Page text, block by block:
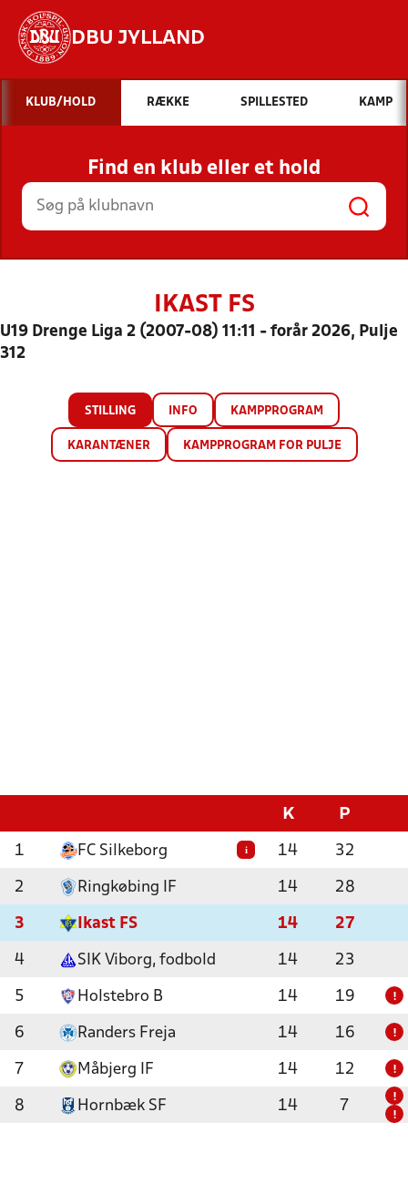
DBU JYLLAND
Hvad vil du søge efter?
INDHOLD OG NYHEDER
STILLINGER, RESULTATER, KLUBBER OG
HOLD
KLUB/HOLD RÆKKE SPILLESTED KAMP
Find en klub eller et hold
IKAST FS
U19 Drenge Liga 2 (2007-08) 11:11 - forår 2026, Pulje
312
STILLING INFO KAMPPROGRAM
KARANTÆNER KAMPPROGRAM FOR PULJE
K P
1 FC Silkeborg i 14 32
2 Ringkøbing IF 14 28
3 Ikast FS 14 27
4 SIK Viborg, fodbold 14 23
5 Holstebro B 14 19 !
6 Randers Freja 14 16 !
7 Måbjerg IF 14 12 !
8 Hornbæk SF 14 7
!
!